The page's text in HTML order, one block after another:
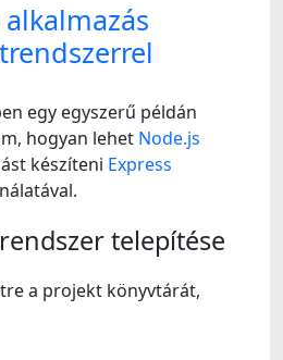
egy egyszerű példán
hogyan lehet Node.js
készíteni Express
telepítése
a projekt könyvtárát,